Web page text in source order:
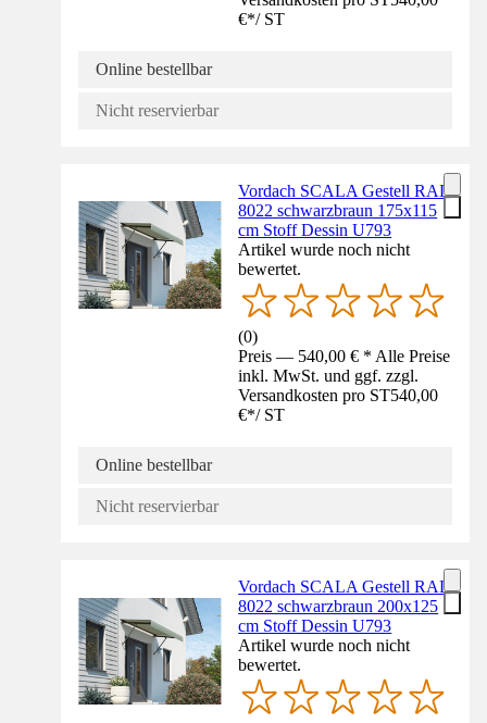
€*/ ST
Online bestellbar
Nicht reservierbar
Vordach SCALA Gestell RAL
8022 schwarzbraun 175x115
cm Stoff Dessin U793
Artikel wurde noch nicht
bewertet.
(0)
Preis — 540,00 € * Alle Preise
inkl. MwSt. und ggf. zzgl.
Versandkosten pro ST540,00
€*/ ST
Online bestellbar
Nicht reservierbar
Vordach SCALA Gestell RAL
8022 schwarzbraun 200x125
cm Stoff Dessin U793
Artikel wurde noch nicht
bewertet.